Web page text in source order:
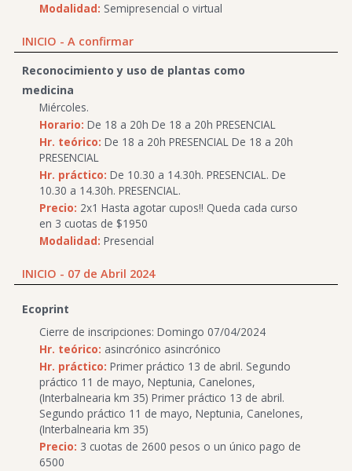
Modalidad: Semipresencial o virtual
INICIO - A confirmar
Reconocimiento y uso de plantas como
medicina
Miércoles.
Horario: De 18 a 20h De 18 a 20h PRESENCIAL
Hr. teórico: De 18 a 20h PRESENCIAL De 18 a 20h
PRESENCIAL
Hr. práctico: De 10.30 a 14.30h. PRESENCIAL. De
10.30 a 14.30h. PRESENCIAL.
Precio: 2x1 Hasta agotar cupos!! Queda cada curso
en 3 cuotas de $1950
Modalidad: Presencial
INICIO - 07 de Abril 2024
Ecoprint
Cierre de inscripciones: Domingo 07/04/2024
Hr. teórico: asincrónico asincrónico
Hr. práctico: Primer práctico 13 de abril. Segundo
práctico 11 de mayo, Neptunia, Canelones,
(Interbalnearia km 35) Primer práctico 13 de abril.
Segundo práctico 11 de mayo, Neptunia, Canelones,
(Interbalnearia km 35)
Precio: 3 cuotas de 2600 pesos o un único pago de
6500